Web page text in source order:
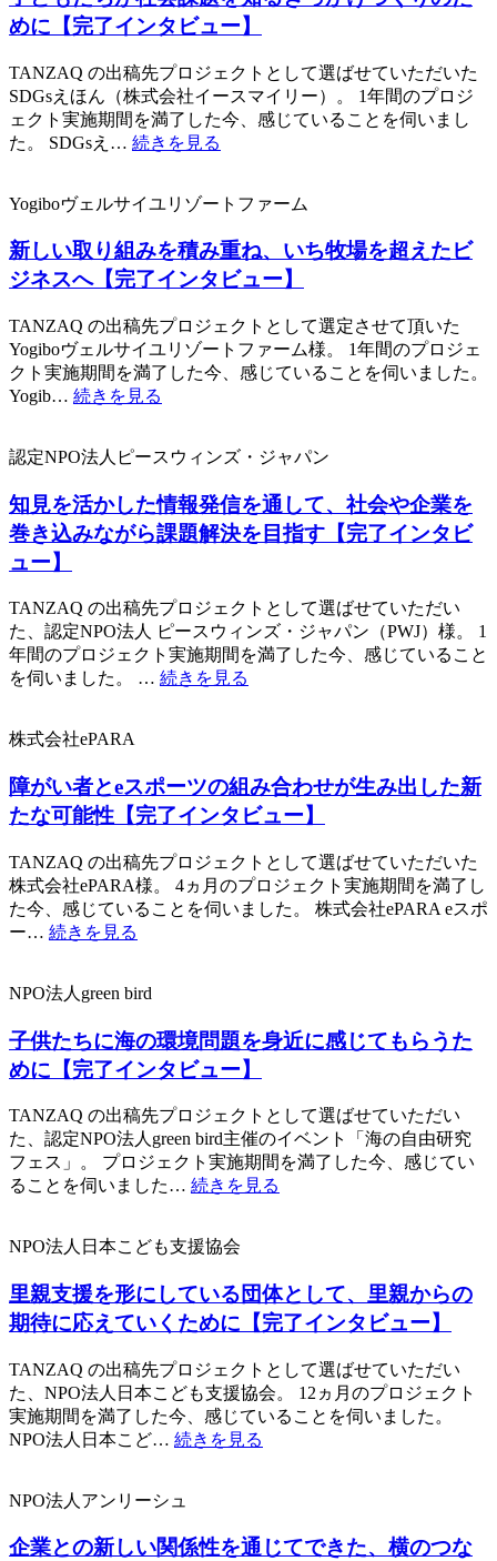
めに【完了インタビュー】
TANZAQ の出稿先プロジェクトとして選ばせていただいた
SDGsえほん（株式会社イースマイリー）。 1年間のプロジ
ェクト実施期間を満了した今、感じていることを伺いまし
た。 SDGsえ… 続きを見る
Yogiboヴェルサイユリゾートファーム
新しい取り組みを積み重ね、いち牧場を超えたビ
ジネスへ【完了インタビュー】
TANZAQ の出稿先プロジェクトとして選定させて頂いた
Yogiboヴェルサイユリゾートファーム様。 1年間のプロジェ
クト実施期間を満了した今、感じていることを伺いました。
Yogib… 続きを見る
認定NPO法人ピースウィンズ・ジャパン
知見を活かした情報発信を通して、社会や企業を
巻き込みながら課題解決を目指す【完了インタビ
ュー】
TANZAQ の出稿先プロジェクトとして選ばせていただい
た、認定NPO法人 ピースウィンズ・ジャパン（PWJ）様。 1
年間のプロジェクト実施期間を満了した今、感じていること
を伺いました。 … 続きを見る
株式会社ePARA
障がい者とeスポーツの組み合わせが生み出した新
たな可能性【完了インタビュー】
TANZAQ の出稿先プロジェクトとして選ばせていただいた
株式会社ePARA様。 4ヵ月のプロジェクト実施期間を満了し
た今、感じていることを伺いました。 株式会社ePARA eスポ
ー… 続きを見る
NPO法人green bird
子供たちに海の環境問題を身近に感じてもらうた
めに【完了インタビュー】
TANZAQ の出稿先プロジェクトとして選ばせていただい
た、認定NPO法人green bird主催のイベント「海の自由研究
フェス」。 プロジェクト実施期間を満了した今、感じてい
ることを伺いました… 続きを見る
NPO法人日本こども支援協会
里親支援を形にしている団体として、里親からの
期待に応えていくために【完了インタビュー】
TANZAQ の出稿先プロジェクトとして選ばせていただい
た、NPO法人日本こども支援協会。 12ヵ月のプロジェクト
実施期間を満了した今、感じていることを伺いました。
NPO法人日本こど… 続きを見る
NPO法人アンリーシュ
企業との新しい関係性を通じてできた、横のつな